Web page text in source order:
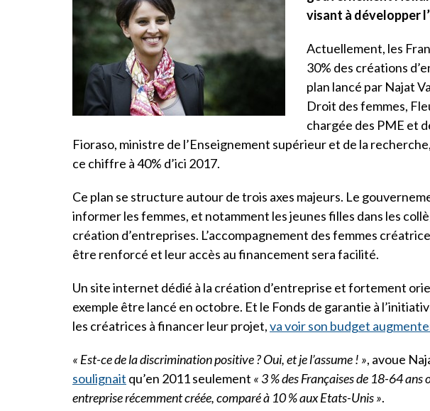
visant à développer
Actuellement, les
30% des créations
plan lancé par Najat
Droit des femmes,
chargée des PME et
Fioraso, ministre de l’Enseignement supérieur et de la
ce chiffre à 40% d’ici 2017.
Ce plan se structure autour de trois axes majeurs. Le
informer les femmes, et notamment les jeunes filles dans les
création d’entreprises. L’accompagnement des femmes
être renforcé et leur accès au financement sera facilité.
Un site internet dédié à la création d’entreprise et fortement
exemple être lancé en octobre. Et le Fonds de garantie à
les créatrices à financer leur projet,va voir son budget
« Est-ce de la discrimination positive ? Oui, et je l’assume ! », avoue
soulignait qu’en 2011 seulement « 3 % des Françaises de 18-64
entreprise récemment créée, comparé à 10 % aux Etats-Unis ».